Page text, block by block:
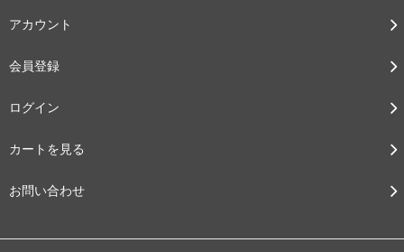
アカウント
会員登録
ログイン
カートを見る
お問い合わせ